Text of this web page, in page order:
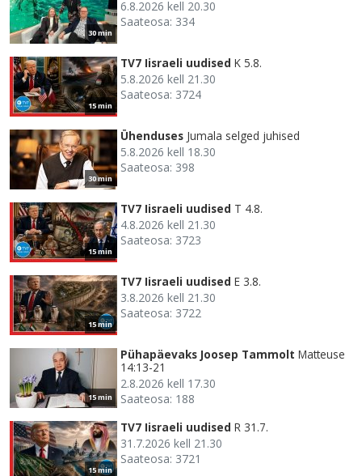
30 min
6.8.2026 kell 20.30
Saateosa: 334
15 min
TV7 Iisraeli uudised K 5.8.
5.8.2026 kell 21.30
Saateosa: 3724
30 min
Ühenduses Jumala selged juhised
5.8.2026 kell 18.30
Saateosa: 398
15 min
TV7 Iisraeli uudised T 4.8.
4.8.2026 kell 21.30
Saateosa: 3723
15 min
TV7 Iisraeli uudised E 3.8.
3.8.2026 kell 21.30
Saateosa: 3722
15 min
Pühapäevaks Joosep Tammolt Matteuse
14:13-21
2.8.2026 kell 17.30
Saateosa: 188
15 min
TV7 Iisraeli uudised R 31.7.
31.7.2026 kell 21.30
Saateosa: 3721